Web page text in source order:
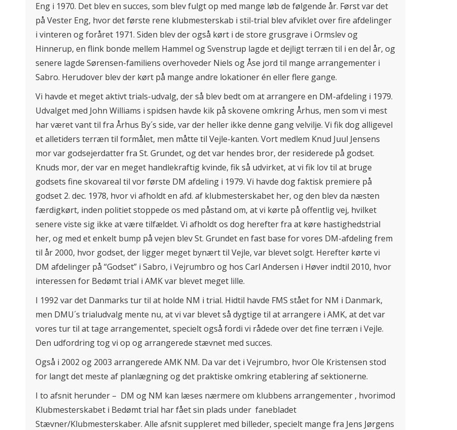
Eng i 1970. Det blev en succes, som blev fulgt op med mange løb de følgende år. Først var det
på Vester Eng, hvor det første rene klubmesterskab i stil-trial blev afviklet over fire afdelinger
i vinteren og foråret 1971. Siden blev der også kørt i de store grusgrave i Ormslev og
Hinnerup, en flink bonde mellem Hammel og Svenstrup lagde et dejligt terræn til i en del år, og
senere lagde Sørensen-familiens overhoveder Niels og Åse jord til mange arrangementer i
Sabro. Herudover blev der kørt på mange andre lokationer én eller flere gange.
Vi havde et meget aktivt trials-udvalg, der så blev bedt om at arrangere en DM-afdeling i 1979.
Udvalget med John Williams i spidsen havde kik på skovene omkring Århus, men som vi mest
har været vant til fra Århus By´s side, var der heller ikke denne gang velvilje. Vi fik dog alligevel
et alletiders terræn til formålet, men måtte til Vejle-kanten. Vort medlem Knud Juul Jensens
mor var godsejerdatter fra St. Grundet, og det var hendes bror, der residerede på godset.
Knuds mor, der var en meget handlekraftig kvinde, fik så udvirket, at vi fik lov til at bruge
godsets fine skovareal til vor første DM afdeling i 1979. Vi havde dog faktisk premiere på
godset 2. dec. 1978, hvor vi afholdt en afd. af klubmesterskabet her, og den blev da næsten
færdigkørt, inden politiet stoppede os med påstand om, at vi kørte på offentlig vej, hvilket
senere viste sig ikke at være tilfældet. Vi afholdt os dog herefter fra at køre hastighedstrial
her, og med et enkelt bump på vejen blev St. Grundet en fast base for vores DM-afdeling frem
til år 2000, hvor godset, der ligger meget bynært til Vejle, var blevet solgt. Herefter kørte vi
DM afdelinger på “Godset” i Sabro, i Vejrumbro og hos Carl Andersen i Høver indtil 2010, hvor
interessen for Bedømt trial i AMK var blevet meget lille.
I 1992 var det Danmarks tur til at holde NM i trial. Hidtil havde FMS stået for NM i Danmark,
men DMU´s trialudvalg mente nu, at vi var blevet så dygtige til at arrangere i AMK, at det var
vores tur til at tage arrangementet, specielt også fordi vi rådede over det fine terræn i Vejle.
Den udfordring tog vi op og arrangerede stævnet med succes.
Også i 2002 og 2003 arrangerede AMK NM. Da var det i Vejrumbro, hvor Ole Kristensen stod
for langt det meste af planlægning og det praktiske omkring etablering af sektionerne.
I to afsnit herunder – DM og NM kan læses nærmere om klubbens arrangementer , hvorimod
Klubmesterskabet i Bedømt trial har fået sin plads under fanebladet
Stævner/Klubmesterskaber. Alle afsnit suppleret med billeder, specielt mange fra Jens Jørgens